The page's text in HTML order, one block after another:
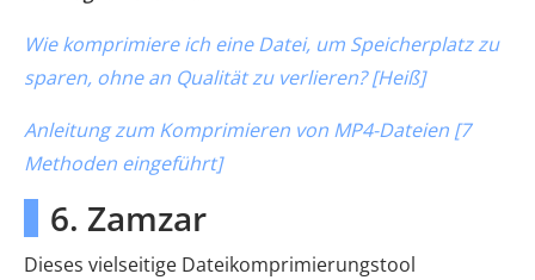
Wie komprimiere ich eine Datei, um Speicherplatz zu
sparen, ohne an Qualität zu verlieren? [Heiß]
Anleitung zum Komprimieren von MP4-Dateien [7
Methoden eingeführt]
6. Zamzar
Dieses vielseitige Dateikomprimierungstool